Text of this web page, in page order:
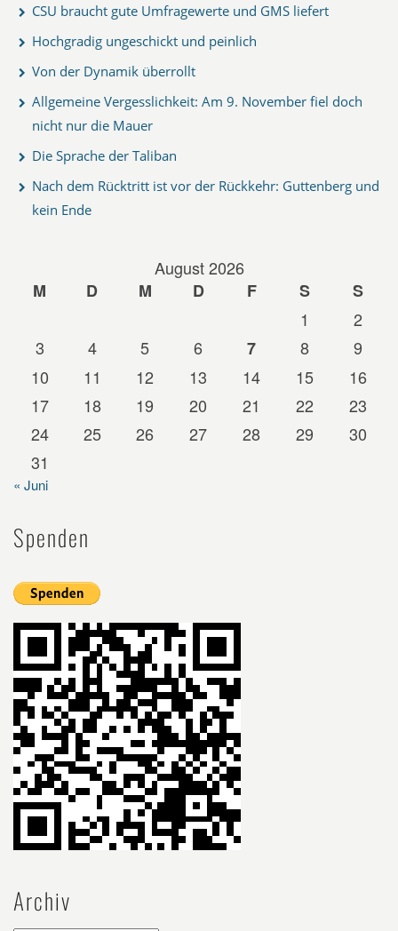
CSU braucht gute Umfragewerte und GMS liefert
Hochgradig ungeschickt und peinlich
Von der Dynamik überrollt
Allgemeine Vergesslichkeit: Am 9. November fiel doch
nicht nur die Mauer
Die Sprache der Taliban
Nach dem Rücktritt ist vor der Rückkehr: Guttenberg und
kein Ende
August 2026
M
D M D F S
S
1
2
3
4 5 6 7 8
9
10
11 12 13 14 15
16
17
18 19 20 21 22
23
24
25 26 27 28 29
30
31
« Juni
Spenden
Archiv